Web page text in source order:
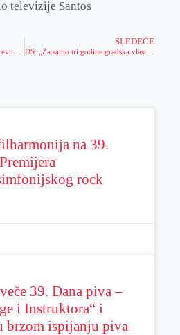
televizije Santos
SLEDEĆE
na 39.
rock
39. Dana piva –
i Instruktora“ i
brzom ispijanju piva